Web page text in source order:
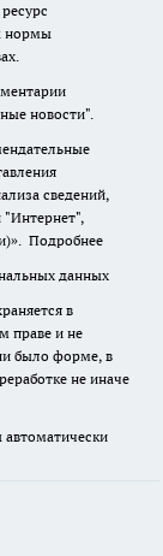
нормы
новости".
сведений,
"Интернет",
Подробнее
данных
в
праве и не
было форме, в
не иначе